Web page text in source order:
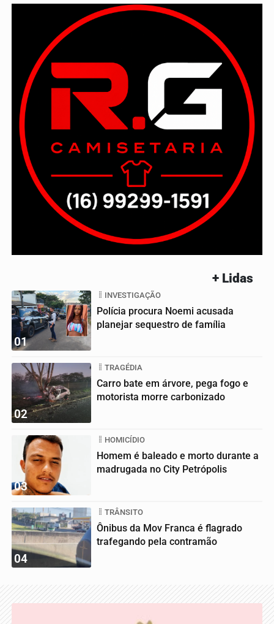
+ Lidas
01
INVESTIGAÇÃO
Polícia procura Noemi acusada
planejar sequestro de família
02
TRAGÉDIA
Carro bate em árvore, pega fogo e
motorista morre carbonizado
03
HOMICÍDIO
Homem é baleado e morto durante a
madrugada no City Petrópolis
04
TRÂNSITO
Ônibus da Mov Franca é flagrado
trafegando pela contramão